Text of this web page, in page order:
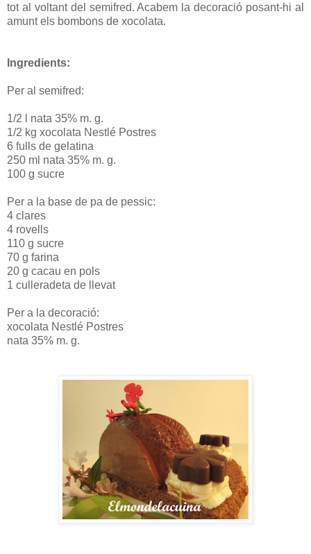
tot al voltant del semifred. Acabem la decoració posant-hi al
amunt els bombons de xocolata.
Ingredients:
Per al semifred:
1/2 l nata 35% m. g.
1/2 kg xocolata Nestlé Postres
6 fulls de gelatina
250 ml nata 35% m. g.
100 g sucre
Per a la base de pa de pessic:
4 clares
4 rovells
110 g sucre
70 g farina
20 g cacau en pols
1 culleradeta de llevat
Per a la decoració:
xocolata Nestlé Postres
nata 35% m. g.